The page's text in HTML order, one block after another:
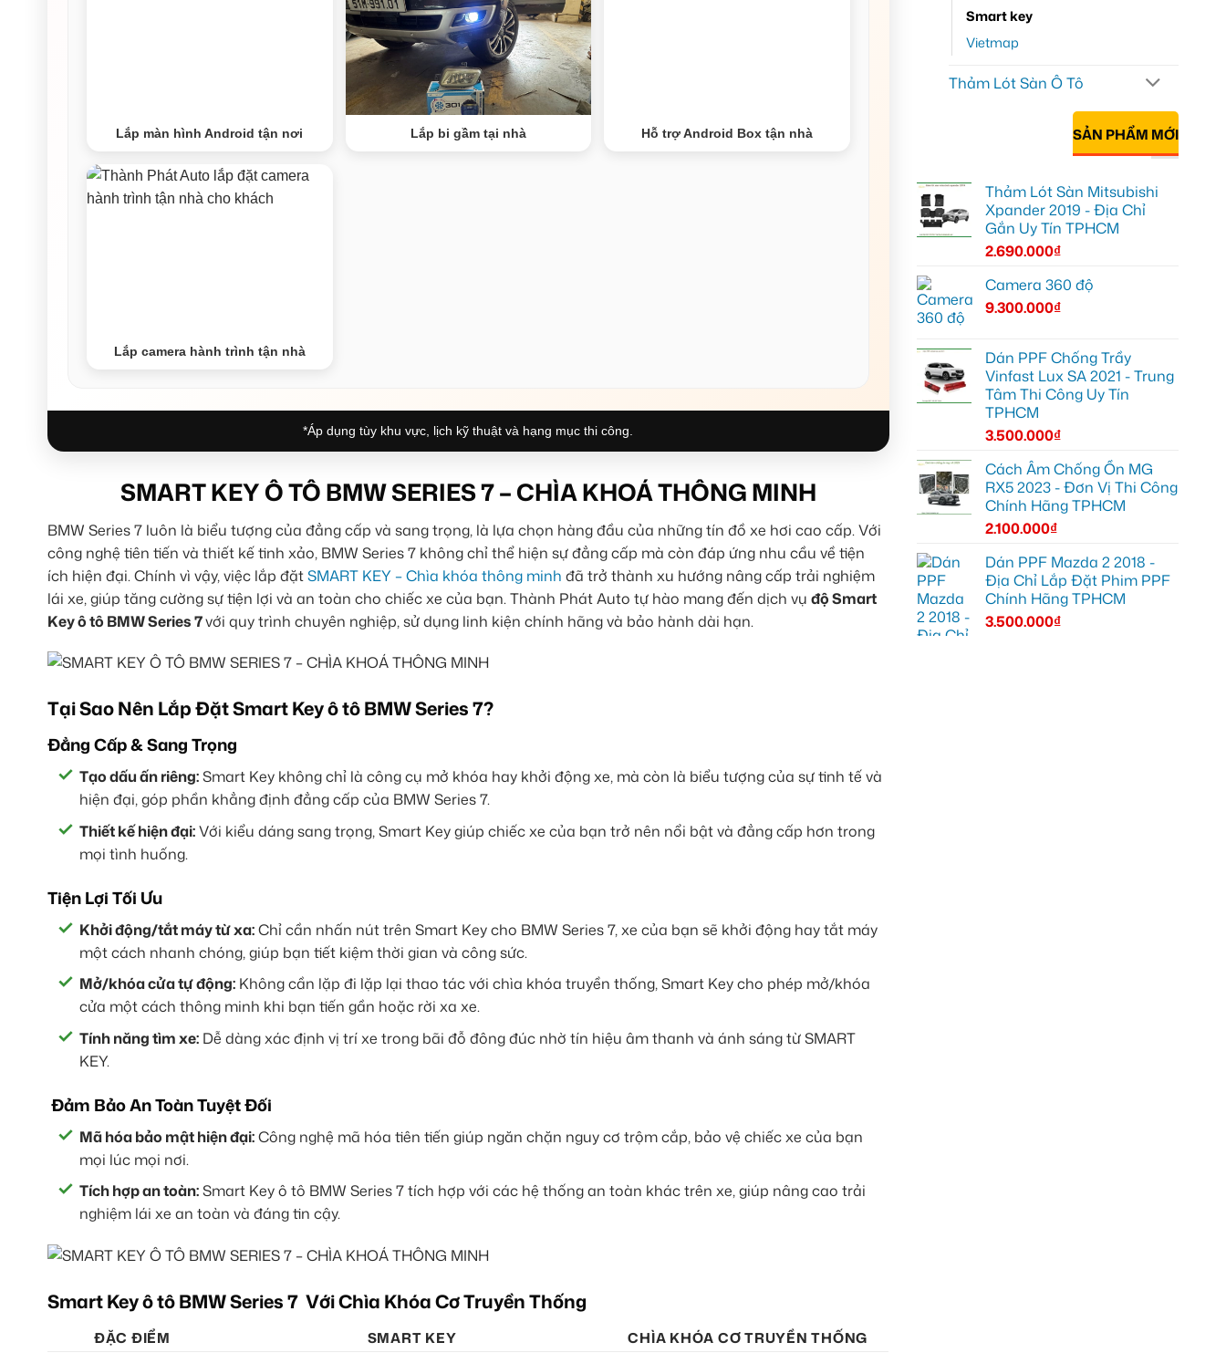
Lắp màn hình Android tận nơi Lắp bi gầm tại nhà Hỗ trợ Android Box tận nhà
Lắp camera hành trình tận nhà
*Áp dụng tùy khu vực, lịch kỹ thuật và hạng mục thi công.
SMART KEY Ô TÔ BMW SERIES 7 – CHÌA KHOÁ THÔNG MINH
BMW Series 7 luôn là biểu tượng của đẳng cấp và sang trọng, là lựa chọn hàng đầu của những tín đồ xe hơi cao cấp. Với
công nghệ tiên tiến và thiết kế tinh xảo, BMW Series 7 không chỉ thể hiện sự đẳng cấp mà còn đáp ứng nhu cầu về tiện
ích hiện đại. Chính vì vậy, việc lắp đặtSMART KEY – Chìa khóa thông minh đã trở thành xu hướng nâng cấp trải nghiệm
lái xe, giúp tăng cường sự tiện lợi và an toàn cho chiếc xe của bạn. Thành Phát Auto tự hào mang đến dịch vụ độ Smart
Key ô tô BMW Series 7với quy trình chuyên nghiệp, sử dụng linh kiện chính hãng và bảo hành dài hạn.
Tại Sao Nên Lắp Đặt Smart Key ô tô BMW Series 7?
Đẳng Cấp & Sang Trọng
Tạo dấu ấn riêng:Smart Key không chỉ là công cụ mở khóa hay khởi động xe, mà còn là biểu tượng của sự tinh tế và
hiện đại, góp phần khẳng định đẳng cấp của BMW Series 7.
Thiết kế hiện đại:Với kiểu dáng sang trọng, Smart Key giúp chiếc xe của bạn trở nên nổi bật và đẳng cấp hơn trong
mọi tình huống.
Tiện Lợi Tối Ưu
Khởi động/tắt máy từ xa:Chỉ cần nhấn nút trên Smart Key cho BMW Series 7, xe của bạn sẽ khởi động hay tắt máy
một cách nhanh chóng, giúp bạn tiết kiệm thời gian và công sức.
Mở/khóa cửa tự động: Không cần lặp đi lặp lại thao tác với chìa khóa truyền thống, Smart Key cho phép mở/khóa
cửa một cách thông minh khi bạn tiến gần hoặc rời xa xe.
Tính năng tìm xe: Dễ dàng xác định vị trí xe trong bãi đỗ đông đúc nhờ tín hiệu âm thanh và ánh sáng từ SMART
KEY.
Đảm Bảo An Toàn Tuyệt Đối
Mã hóa bảo mật hiện đại:Công nghệ mã hóa tiên tiến giúp ngăn chặn nguy cơ trộm cắp, bảo vệ chiếc xe của bạn
mọi lúc mọi nơi.
Tích hợp an toàn:Smart Key ô tô BMW Series 7 tích hợp với các hệ thống an toàn khác trên xe, giúp nâng cao trải
nghiệm lái xe an toàn và đáng tin cậy.
Smart Key ô tô BMW Series 7 Với Chìa Khóa Cơ Truyền Thống
ĐẶC ĐIỂM SMART KEY CHÌA KHÓA CƠ TRUYỀN THỐNG
Smart key
Vietmap
Thảm Lót Sàn Ô Tô
SẢN PHẨM MỚI
Thảm Lót Sàn Mitsubishi
Xpander 2019 - Địa Chỉ
Gắn Uy Tín TPHCM
2.690.000₫
Camera 360 độ
9.300.000₫
Dán PPF Chống Trầy
Vinfast Lux SA 2021 - Trung
Tâm Thi Công Uy Tín
TPHCM
3.500.000₫
Cách Âm Chống Ồn MG
RX5 2023 - Đơn Vị Thi Công
Chính Hãng TPHCM
2.100.000₫
Dán PPF Mazda 2 2018 -
Địa Chỉ Lắp Đặt Phim PPF
Chính Hãng TPHCM
3.500.000₫